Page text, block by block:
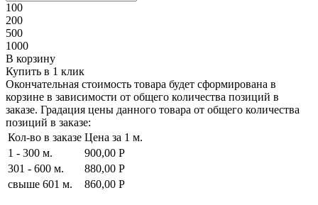
100
200
500
1000
В корзину
Купить в 1 клик
Окончательная стоимость товара будет сформирована в
корзине в зависимости от общего количества позиций в
заказе. Градация цены данного товара от общего количества
позиций в заказе:
Кол-во в заказе Цена за 1 м.
1 - 300 м.
900,00 Р
301 - 600 м.
880,00 Р
свыше 601 м.
860,00 Р